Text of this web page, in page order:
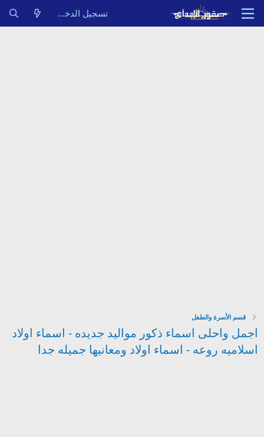
تسجيل الدخول
قسم الأسرة والطفل
اجمل واحلى اسماء ذكور مواليد جديده - اسماء اولاد
اسلاميه روعه - اسماء اولاد ومعانيها جميله جدا